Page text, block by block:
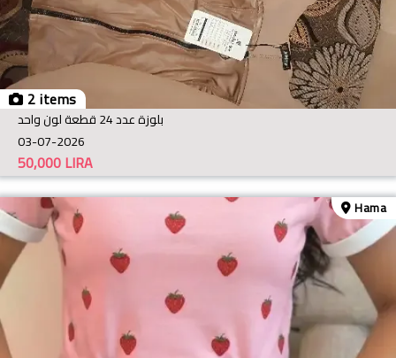
2 items
بلوزة عدد 24 قطعة لون واحد
03-07-2026
LIRA
50,000
Hama